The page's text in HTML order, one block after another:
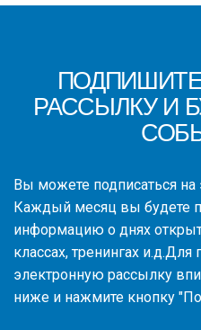
РАССЫЛКУ И
Вы можете подписаться
Каждый месяц вы будете
информацию о днях
классах, тренингах
электронную рассылку
ниже и нажмите кнопку